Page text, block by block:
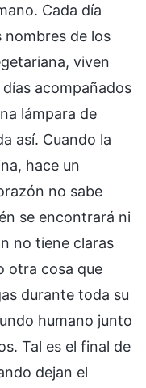
Cada día
nombres de los
viven
acompañados
lámpara de
así. Cuando la
hace un
no sabe
se encontrará ni
no tiene claras
otra cosa que
durante toda su
humano junto
Tal es el final de
dejan el